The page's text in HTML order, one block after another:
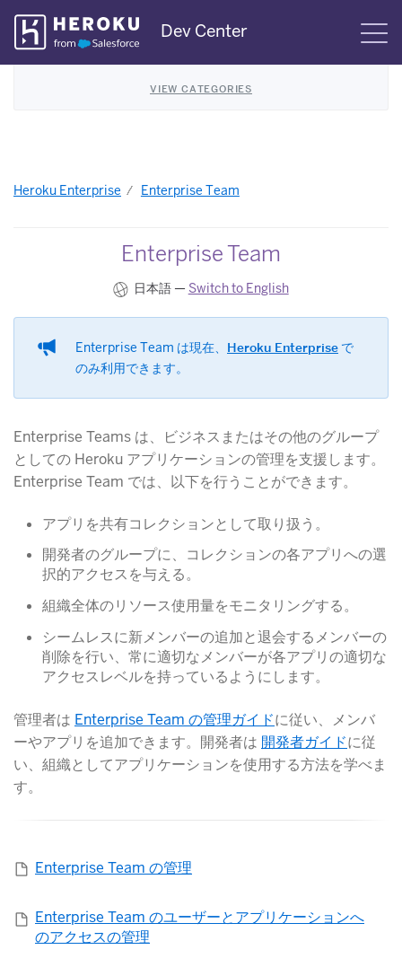
Skip
Navigation
Dev Center
VIEW CATEGORIES
Heroku Enterprise Enterprise Team
Enterprise Team
日本語 — Switch to English
Enterprise Team は現在、 Heroku Enterprise ​ で
のみ利用できます。
Enterprise Teams は、ビジネスまたはその他のグループ
としての Heroku アプリケーションの管理を支援します。
Enterprise Team では、以下を行うことができます。
アプリを共有コレクションとして取り扱う。
開発者のグループに、コレクションの各アプリへの選
択的アクセスを与える。
組織全体のリソース使用量をモニタリングする。
シームレスに新メンバーの追加と退会するメンバーの
削除を行い、常に適切なメンバーが各アプリの適切な
アクセスレベルを持っているようにします。
管理者は Enterprise Team の管理ガイド​に従い、メンバ
ーやアプリを追加できます。開発者は 開発者ガイド​に従
い、組織としてアプリケーションを使用する方法を学べま
す。
Enterprise Team の管理
Enterprise Team のユーザーとアプリケーションへ
のアクセスの管理